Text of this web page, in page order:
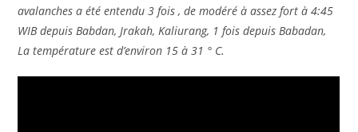
avalanches a été entendu 3 fois , de modéré à assez fort à 4:45
WIB depuis Babdan, Jrakah, Kaliurang, 1 fois depuis Babadan,
La température est d’environ 15 à 31 ° C.